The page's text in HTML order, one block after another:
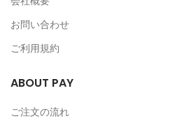
お問い合わせ
ご利用規約
ABOUT PAY
ご注文の流れ